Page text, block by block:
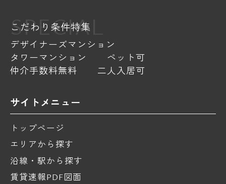
SPECIAL
こだわり条件特集
デザイナーズマンション
タワーマンション
ペット可
仲介手数料無料
二人入居可
サイトメニュー
トップページ
エリアから探す
沿線・駅から探す
賃貸速報PDF図面